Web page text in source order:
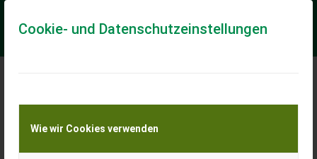
Cookie- und Datenschutzeinstellungen
Wie wir Cookies verwenden
Meine Transportkostenanfrage
Transport von Land- und Baumaschinen –
KEINE Tiertransporte